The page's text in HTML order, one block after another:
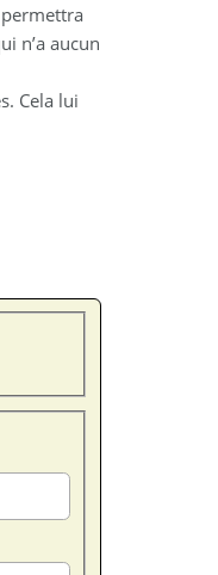
n’a aucun
Cela lui